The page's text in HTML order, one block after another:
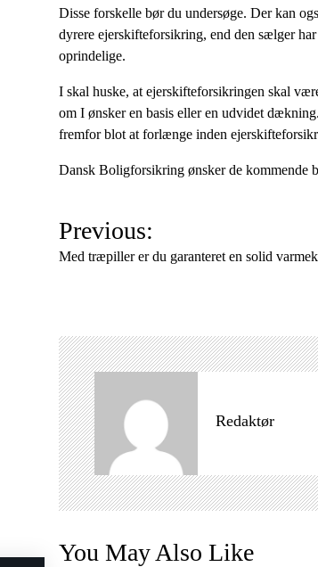
Disse forskelle bør du undersøge. Der kan
dyrere ejerskifteforsikring, end den sælger
oprindelige.
I skal huske, at ejerskifteforsikringen skal
om I ønsker en basis eller en udvidet
fremfor blot at forlænge inden
Dansk Boligforsikring ønsker de kommende
I
n
g
s
n
a
v
i
g
a
t
Previous:
Med træpiller er du garanteret en solid
Redaktør
You May Also Like